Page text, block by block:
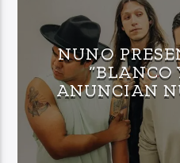
NUNO
“BLANCO
ANUNCIAN